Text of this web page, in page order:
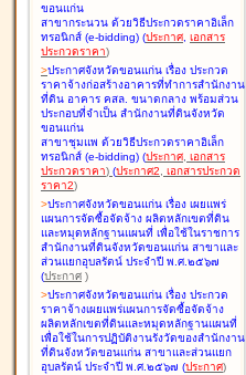
ขอนแก่น
สาขากระนวน ด้วยวิธีประกวดราคาอิเล็ก
ทรอนิกส์ (e-bidding) (ประกาศ, เอกสาร
ประกวดราคา)
>ประกาศจังหวัดขอนแก่น เรื่อง ประกวด
ราคาจ้างก่อสร้างอาคารที่ทำการสำนักงาน
ที่ดิน อาคาร คสล. ขนาดกลาง พร้อมส่วน
ประกอบที่จำเป็น สำนักงานที่ดินจังหวัด
ขอนแก่น
สาขาชุมแพ ด้วยวิธีประกวดราคาอิเล็ก
ทรอนิกส์ (e-bidding) (ประกาศ, เอกสาร
ประกวดราคา) (ประกาศ2, เอกสารประกวด
ราคา2)
>ประกาศจังหวัดขอนแก่น เรื่อง เผยแพร่
แผนการจัดซื้อจัดจ้าง ผลิตหลักเขตที่ดิน
และหมุดหลักฐานแผนที่ เพื่อใช้ในราชการ
สำนักงานที่ดินจังหวัดขอนแก่น สาขาและ
ส่วนแยกอุบลรัตน์ ประจำปี พ.ศ.๒๕๖๗
(ประกาศ )
>ประกาศจังหวัดขอนแก่น เรื่อง ประกวด
ราคาจ้างเผยแพร่แผนการจัดซื้อจัดจ้าง
ผลิตหลักเขตที่ดินและหมุดหลักฐานแผนที่
เพื่อใช้ในการปฏิบัติงานรังวัดของสำนักงาน
ที่ดินจังหวัดขอนแก่น สาขาและส่วนแยก
อุบลรัตน์ ประจำปี พ.ศ.๒๕๖๗ (ประกาศ)